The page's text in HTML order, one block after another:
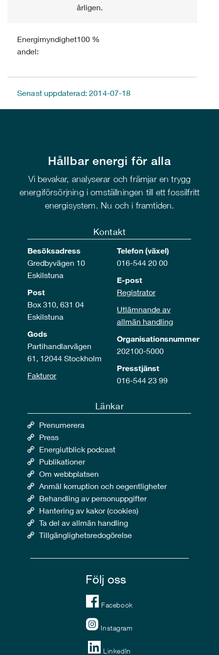
årligen.
Energimyndighetens
andel:
100 %
Senast uppdaterad: 2014-07-18
Hållbar energi för alla
Vi bevakar, analyserar och främjar en trygg
energiförsörjning i omställningen till ett fossilfritt
energisystem. Nu och i framtiden.
Kontakt
Besöksadress
Gredbyvägen 10
Eskilstuna
Post
Box 310, 631 04
Eskilstuna
Gods
Partihandlarvägen
61, 12044 Stockholm
Fakturor
Telefon (växel)
016-544 20 00
E-post
Registrator
Utlämnande av
allmän handling
Organisationsnummer
202100-5000
Presstjänst
016-544 23 99
Länkar
Prenumerera
Press
Energiutblick podcast
Publikationer
Om webbplatsen
Anmäl korruption och oegentligheter
Behandling av personuppgifter
Hantering av kakor (cookies)
Ta del av allmän handling
Tillgänglighetsredogörelse
Följ oss
Facebook
Instagram
LinkedIn